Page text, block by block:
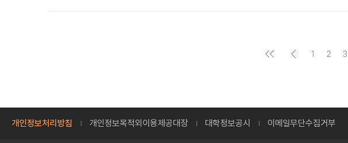
1 2 3
개인정보처리방침 개인정보목적외이용제공대장 대학정보공시 이메일무단수집거부